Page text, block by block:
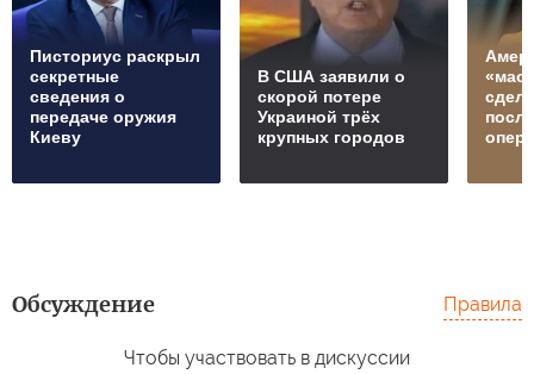
Писториус раскрыл
секретные
сведения о
передаче оружия
Киеву
В США заявили о
скорой потере
Украиной трёх
крупных городов
Обсуждение Правила
Чтобы участвовать в дискуссии